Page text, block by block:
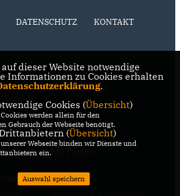
DATENSCHUTZ KONTAKT
der Fraktion
der Partei
dieser Website notwendige
Informationen zu Cookies erhalten
.
Cookies (Übersicht)
werden allein für den
Gebrauch der Webseite benötigt.
(Übersicht)
Webseite binden wir Dienste und
ein.
Auswahl speichern